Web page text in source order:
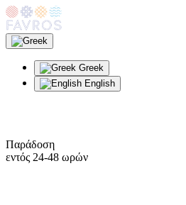
Greek
English
Παράδοση
εντός 24-48 ωρών